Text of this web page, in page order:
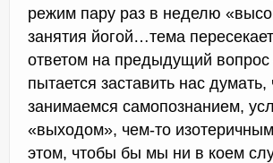
режим пару раз в неделю
занятия йогой…тема
ответом на предыдущий
пытается заставить нас
занимаемся самопознанием,
«выходом», чем-то
этом, чтобы бы мы ни в коем